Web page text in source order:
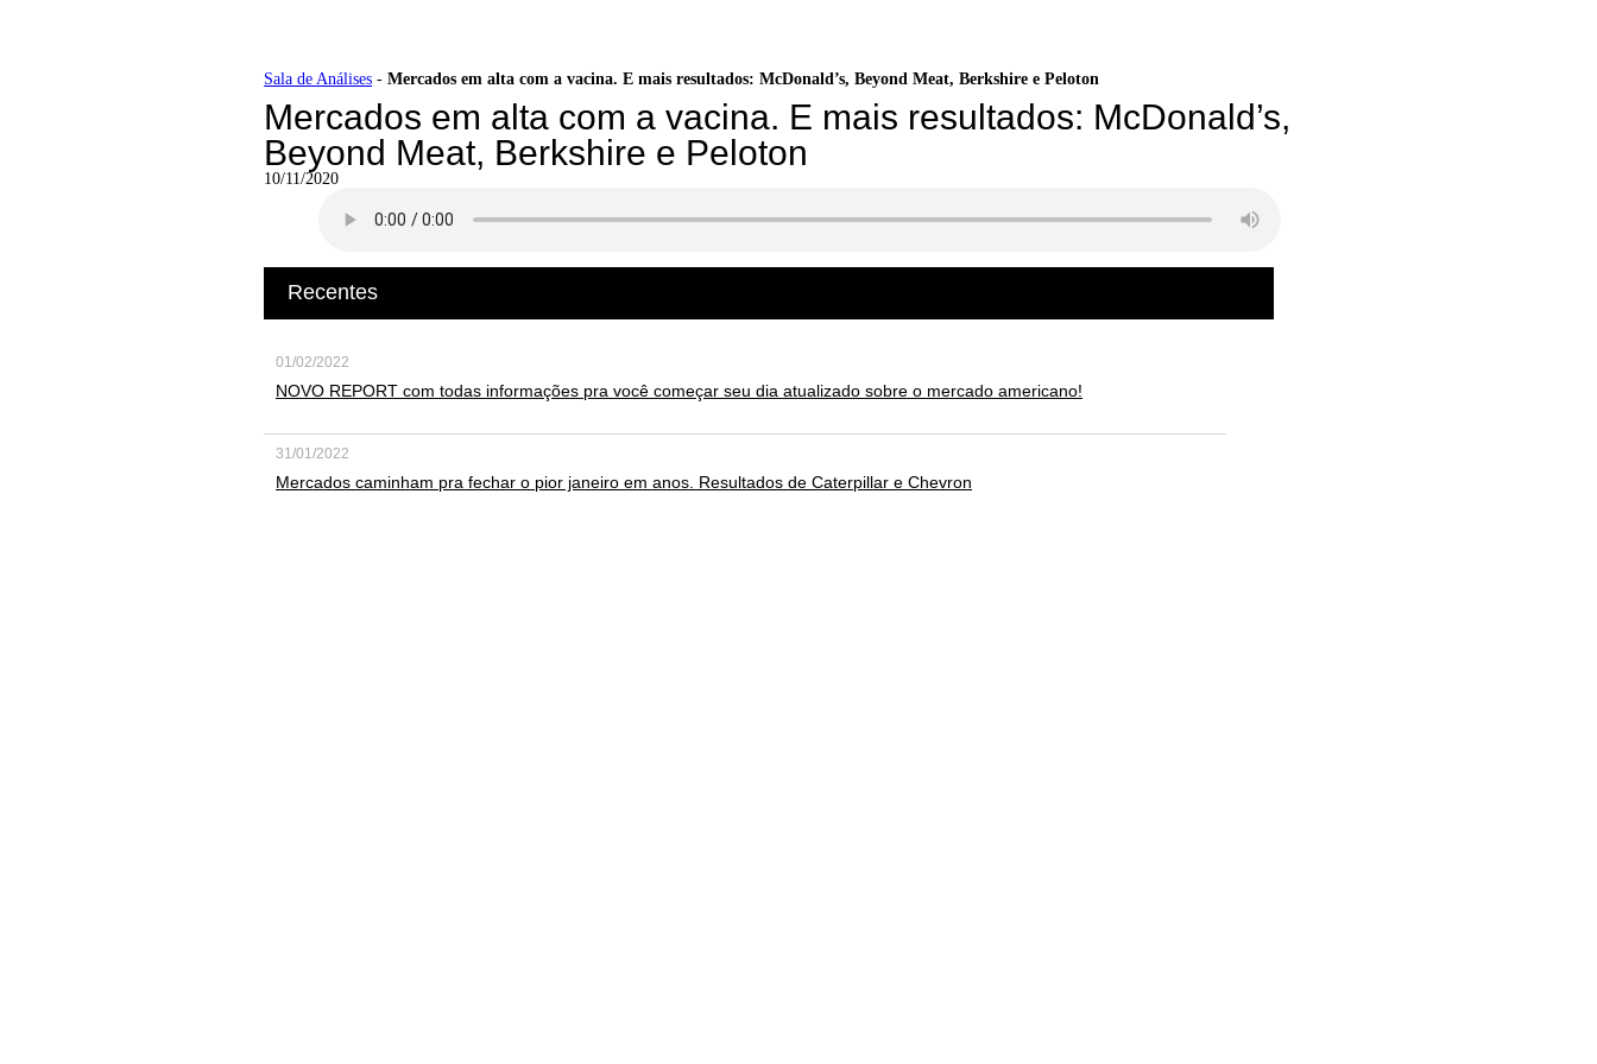
Ir
o
conteúdo
Sala de Análises - Mercados em alta com a vacina. E mais resultados: McDonald’s, Beyond Meat, Berkshire e Peloton
Mercados em alta com a vacina. E mais resultados: McDonald’s,
Beyond Meat, Berkshire e Peloton
10/11/2020
Recentes
01/02/2022
NOVO REPORT com todas informações pra você começar seu dia atualizado sobre o mercado americano!
31/01/2022
Mercados caminham pra fechar o pior janeiro em anos. Resultados de Caterpillar e Chevron